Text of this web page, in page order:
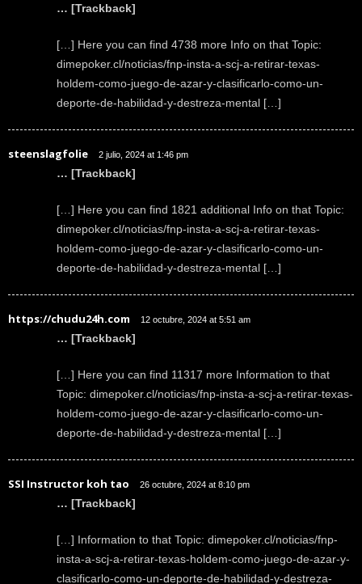
… [Trackback]
[…] Here you can find 4738 more Info on that Topic:
dimepoker.cl/noticias/fnp-insta-a-scj-a-retirar-texas-
holdem-como-juego-de-azar-y-clasificarlo-como-un-
deporte-de-habilidad-y-destreza-mental […]
steenslagfolie 2 julio, 2024 at 1:46 pm
… [Trackback]
[…] Here you can find 1821 additional Info on that Topic:
dimepoker.cl/noticias/fnp-insta-a-scj-a-retirar-texas-
holdem-como-juego-de-azar-y-clasificarlo-como-un-
deporte-de-habilidad-y-destreza-mental […]
https://chudu24h.com 12 octubre, 2024 at 5:51 am
… [Trackback]
[…] Here you can find 11317 more Information to that
Topic: dimepoker.cl/noticias/fnp-insta-a-scj-a-retirar-texas-
holdem-como-juego-de-azar-y-clasificarlo-como-un-
deporte-de-habilidad-y-destreza-mental […]
SSI Instructor koh tao 26 octubre, 2024 at 8:10 pm
… [Trackback]
[…] Information to that Topic: dimepoker.cl/noticias/fnp-
insta-a-scj-a-retirar-texas-holdem-como-juego-de-azar-y-
clasificarlo-como-un-deporte-de-habilidad-y-destreza-